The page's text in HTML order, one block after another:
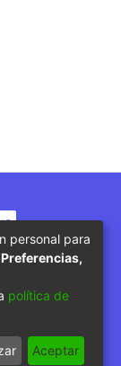
personal para
política de
Aceptar